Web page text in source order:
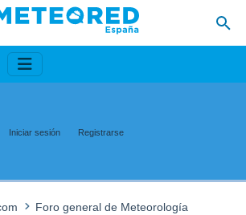
Iniciar sesión Registrarse
Foro general de Meteorología